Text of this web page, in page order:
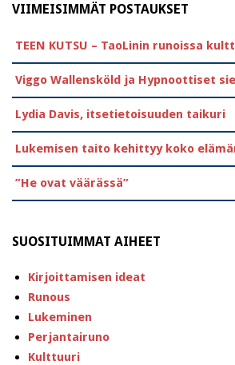
VIIMEISIMMÄT POSTAUKSET
TEEN KUTSU – TaoLinin runoissa
Viggo Wallensköld ja Hypnoottiset
Lydia Davis, itsetietoisuuden taikuri
Lukemisen taito kehittyy koko
”He ovat väärässä”
SUOSITUIMMAT AIHEET
Kirjoittamisen ideat
Runous
Lukeminen
Perjantairuno
Kulttuuri